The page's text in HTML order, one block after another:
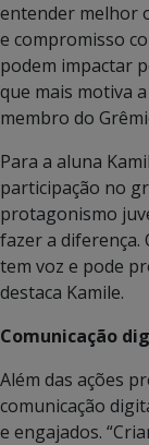
entender melhor
e compromisso
podem impactar
que mais motiva
membro do
Para a aluna
participação no
protagonismo
fazer a diferença.
tem voz e pode
destaca Kamile.
Comunicação
Além das ações
comunicação
e engajados.